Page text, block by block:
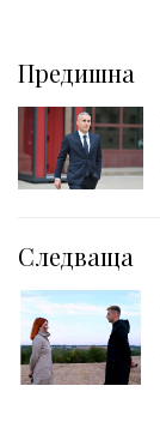
Предишна
Следваща